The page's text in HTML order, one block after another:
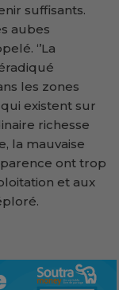
suffisants.
aubes
‘’La
les zones
existent sur
richesse
la mauvaise
ont trop
et aux